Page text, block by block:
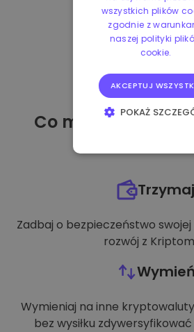
Co mogę zrobić
Trzymaj
Zadbaj o bezpieczeństwo swojej
rozwój z
Wymień
Wymieniaj na inne
bez wysiłku
wszystkich plików
zgodnie z
naszej polityki
cookie.
AKCEPTUJ
POKAŻ
TARGETOWANIE